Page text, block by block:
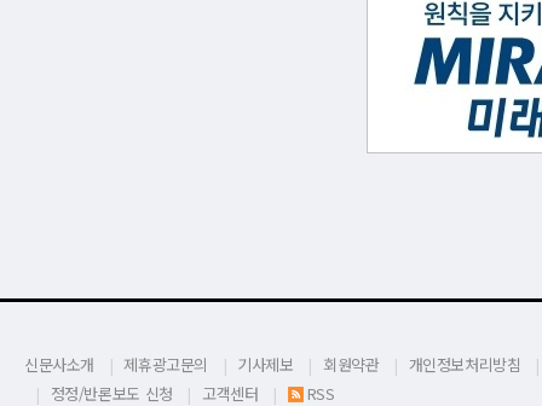
신문사소개 제휴광고문의 기사제보 회원약관
개인정보처리방침
정정/반론보도 신청
고객센터 RSS